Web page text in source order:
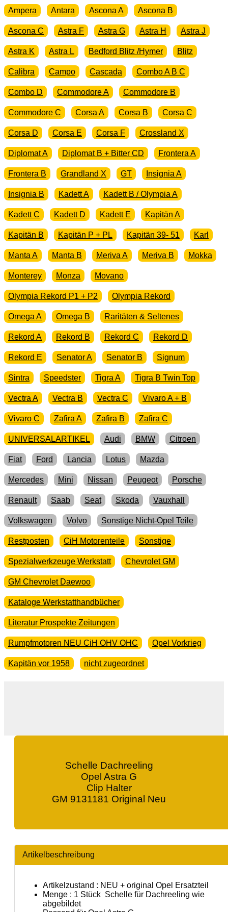
Ampera Antara Ascona A Ascona B
Ascona C Astra F Astra G Astra H Astra J
Astra K Astra L Bedford Blitz /Hymer Blitz
Calibra Campo Cascada Combo A B C
Combo D Commodore A Commodore B
Commodore C Corsa A Corsa B Corsa C
Corsa D Corsa E Corsa F Crossland X
Diplomat A Diplomat B + Bitter CD Frontera A
Frontera B Grandland X GT Insignia A
Insignia B Kadett A Kadett B / Olympia A
Kadett C Kadett D Kadett E Kapitän A
Kapitän B Kapitän P + PL Kapitän 39- 51 Karl
Manta A Manta B Meriva A Meriva B Mokka
Monterey Monza Movano
Olympia Rekord P1 + P2 Olympia Rekord
Omega A Omega B Raritäten & Seltenes
Rekord A Rekord B Rekord C Rekord D
Rekord E Senator A Senator B Signum
Sintra Speedster Tigra A Tigra B Twin Top
Vectra A Vectra B Vectra C Vivaro A + B
Vivaro C Zafira A Zafira B Zafira C
UNIVERSALARTIKEL Audi BMW Citroen
Fiat Ford Lancia Lotus Mazda
Mercedes Mini Nissan Peugeot Porsche
Renault Saab Seat Skoda Vauxhall
Volkswagen Volvo Sonstige Nicht-Opel Teile
Restposten CiH Motorenteile Sonstige
Spezialwerkzeuge Werkstatt Chevrolet GM
GM Chevrolet Daewoo
Kataloge Werkstatthandbücher
Literatur Prospekte Zeitungen
Rumpfmotoren NEU CiH OHV OHC Opel Vorkrieg
Kapitän vor 1958 nicht zugeordnet
Schelle Dachreeling
Opel Astra G
Clip Halter
GM 9131181 Original Neu
Artikelbeschreibung
Artikelzustand : NEU + original Opel Ersatzteil
Menge : 1 Stück Schelle für Dachreeling wie
abgebildet